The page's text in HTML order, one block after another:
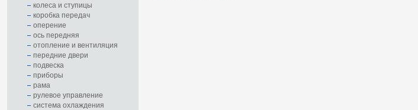
колеса и ступицы
коробка передач
оперение
ось передняя
отопление и вентиляция
передние двери
подвеска
приборы
рама
рулевое управление
система охлаждения